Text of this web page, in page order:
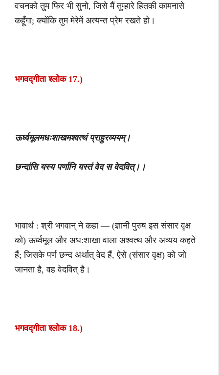
वचनको तुम फिर भी सुनो, जिसे मैं तुम्हारे हितकी कामनासे
कहूँगा; क्योंकि तुम मेरेमें अत्यन्त प्रेम रखते हो।
भगवद्गीता श्लोक 17.)
ऊर्ध्वमूलमधःशाखमश्वत्थं प्राहुरव्ययम्।
छन्दांसि यस्य पर्णानि यस्तं वेद स वेदवित्।।
भावार्थ : श्री भगवान् ने कहा — (ज्ञानी पुरुष इस संसार वृक्ष
को) ऊर्ध्वमूल और अध:शाखा वाला अश्वत्थ और अव्यय कहते
हैं; जिसके पर्ण छन्द अर्थात् वेद हैं, ऐसे (संसार वृक्ष) को जो
जानता है, वह वेदवित् है।
भगवद्गीता श्लोक 18.)